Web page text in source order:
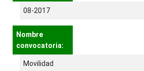
08-2017
Nombre
convocatoria:
Movilidad